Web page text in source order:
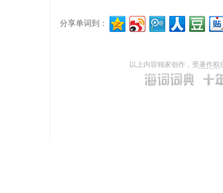
分享单词到：
以上内容独家创作，受著作权